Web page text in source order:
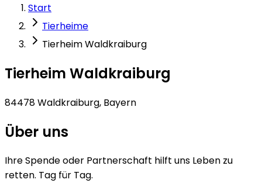
Start
Tierheime
Tierheim Waldkraiburg
Tierheim Waldkraiburg
84478 Waldkraiburg, Bayern
Über uns
Ihre Spende oder Partnerschaft hilft uns Leben zu
retten. Tag für Tag.